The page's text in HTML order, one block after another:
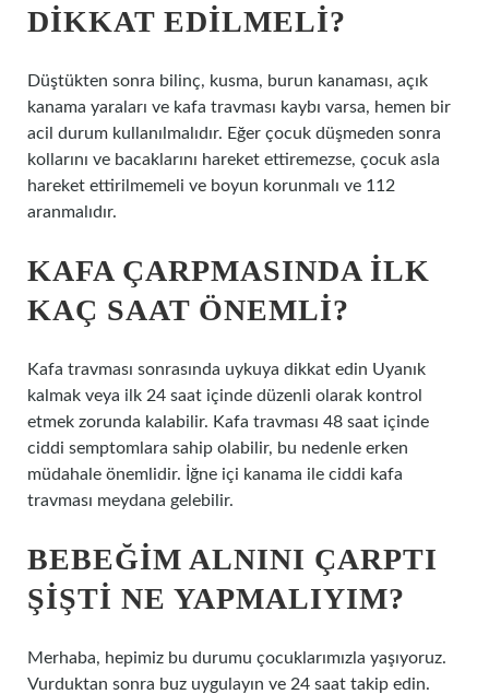
DIKKAT EDILMELI?
Düştükten sonra bilinç, kusma, burun kanaması, açık
kanama yaraları ve kafa travması kaybı varsa, hemen bir
acil durum kullanılmalıdır. Eğer çocuk düşmeden sonra
kollarını ve bacaklarını hareket ettiremezse, çocuk asla
hareket ettirilmemeli ve boyun korunmalı ve 112
aranmalıdır.
KAFA ÇARPMASINDA ILK
KAÇ SAAT ÖNEMLI?
Kafa travması sonrasında uykuya dikkat edin Uyanık
kalmak veya ilk 24 saat içinde düzenli olarak kontrol
etmek zorunda kalabilir. Kafa travması 48 saat içinde
ciddi semptomlara sahip olabilir, bu nedenle erken
müdahale önemlidir. İğne içi kanama ile ciddi kafa
travması meydana gelebilir.
BEBEĞIM ALNINI ÇARPTI
ŞIŞTI NE YAPMALIYIM?
Merhaba, hepimiz bu durumu çocuklarımızla yaşıyoruz.
Vurduktan sonra buz uygulayın ve 24 saat takip edin.